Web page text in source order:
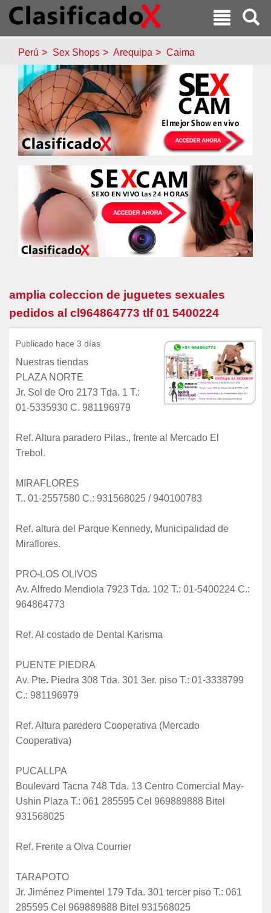
Perú Sex Shops Arequipa Caima
amplia coleccion de juguetes sexuales
pedidos al cl964864773 tlf 01 5400224
Publicado hace 3 días
Nuestras tiendas
PLAZA NORTE
Jr. Sol de Oro 2173 Tda. 1 T.:
01-5335930 C. 981196979
Ref. Altura paradero Pilas., frente al Mercado El
Trebol.
MIRAFLORES
T.. 01-2557580 C.: 931568025 / 940100783
Ref. altura del Parque Kennedy, Municipalidad de
Miraflores.
PRO-LOS OLIVOS
Av. Alfredo Mendiola 7923 Tda. 102 T.: 01-5400224 C.:
964864773
Ref. Al costado de Dental Karisma
PUENTE PIEDRA
Av. Pte. Piedra 308 Tda. 301 3er. piso T.: 01-3338799
C.: 981196979
Ref. Altura paredero Cooperativa (Mercado
Cooperativa)
PUCALLPA
Boulevard Tacna 748 Tda. 13 Centro Comercial May-
Ushin Plaza T.: 061 285595 Cel 969889888 Bitel
931568025
Ref. Frente a Olva Courrier
TARAPOTO
Jr. Jiménez Pimentel 179 Tda. 301 tercer piso T.: 061
285595 Cel 969889888 Bitel 931568025